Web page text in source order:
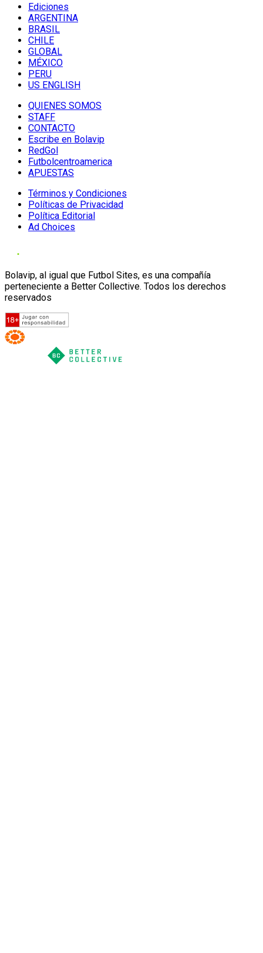
Ediciones
ARGENTINA
BRASIL
CHILE
GLOBAL
MÉXICO
PERU
US ENGLISH
QUIENES SOMOS
STAFF
CONTACTO
Escribe en Bolavip
RedGol
Futbolcentroamerica
APUESTAS
Términos y Condiciones
Políticas de Privacidad
Política Editorial
Ad Choices
Bolavip, al igual que Futbol Sites, es una compañía
perteneciente a Better Collective. Todos los derechos
reservados